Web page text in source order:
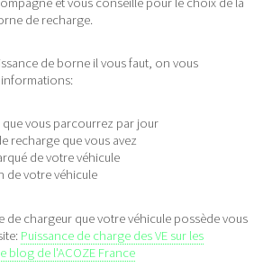
de recharge.
de borne il vous faut, on vous
vous parcourrez par jour
recharge que vous avez
de votre véhicule
de votre véhicule
de chargeur que votre véhicule possède vous
Puissance de charge des VE sur les
blog de l'ACOZE France